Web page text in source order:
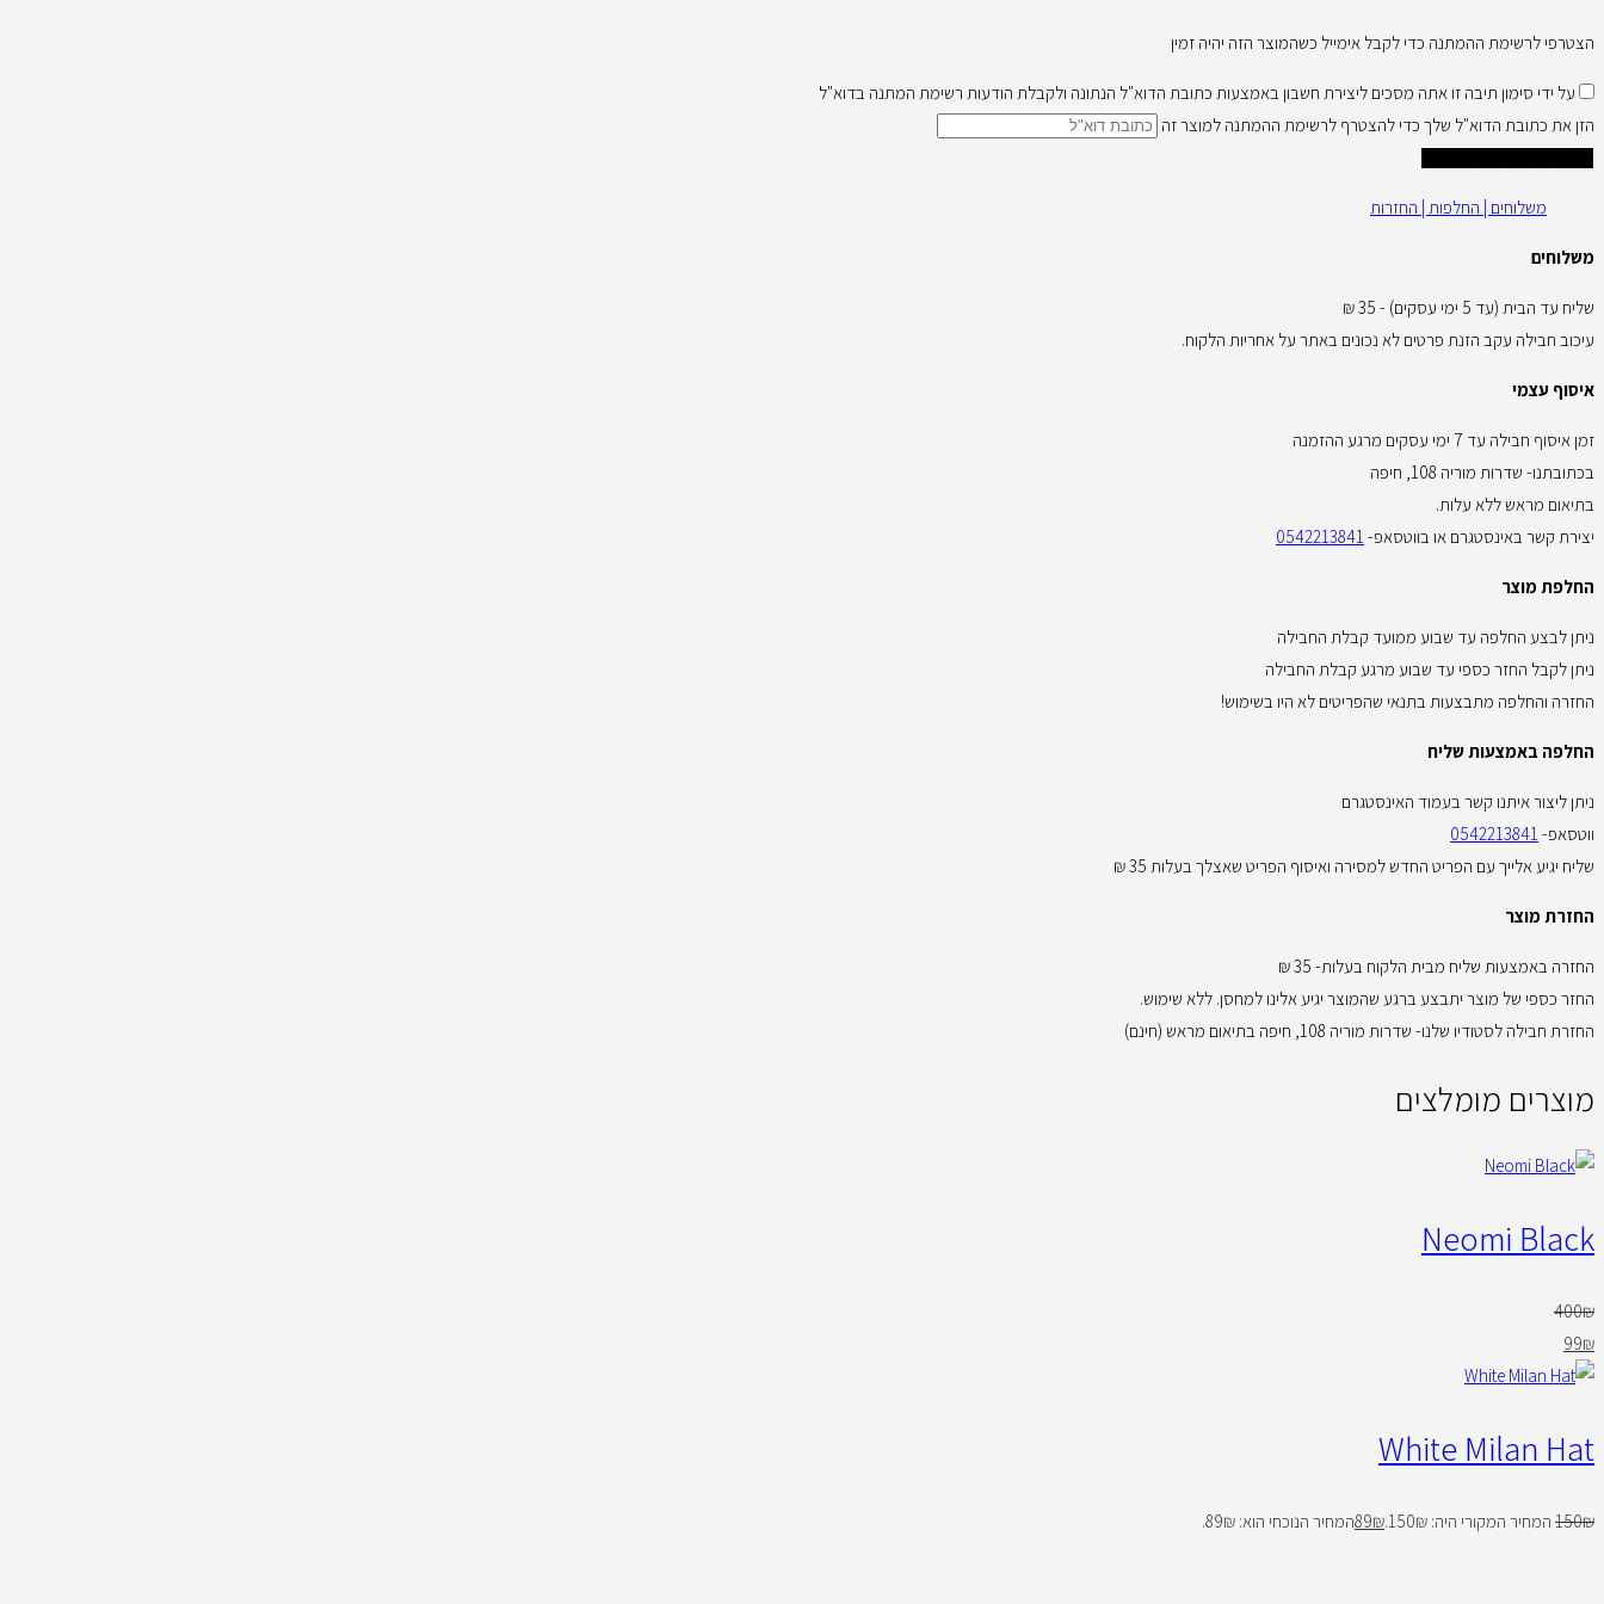
הצטרפי לרשימת ההמתנה כדי לקבל אימייל כשהמוצר הזה יהיה זמין
על ידי סימון תיבה זו אתה מסכים ליצירת חשבון באמצעות כתובת הדוא"ל הנתונה ולקבלת הודעות רשימת המתנה בדוא"ל
הזן את כתובת הדוא"ל שלך כדי להצטרף לרשימת ההמתנה למוצר זה
משלוחים | החלפות | החזרות
משלוחים
שליח עד הבית (עד 5 ימי עסקים) - 35 ₪
עיכוב חבילה עקב הזנת פרטים לא נכונים באתר על אחריות הלקוח.
איסוף עצמי
זמן איסוף חבילה עד 7 ימי עסקים מרגע ההזמנה
בכתובתנו- שדרות מוריה 108, חיפה
בתיאום מראש ללא עלות.
יצירת קשר באינסטגרם או בווטסאפ- 0542213841
החלפת מוצר
ניתן לבצע החלפה עד שבוע ממועד קבלת החבילה
ניתן לקבל החזר כספי עד שבוע מרגע קבלת החבילה
החזרה והחלפה מתבצעות בתנאי שהפריטים לא היו בשימוש!
החלפה באמצעות שליח
ניתן ליצור איתנו קשר בעמוד האינסטגרם
ווטסאפ- 0542213841
שליח יגיע אלייך עם הפריט החדש למסירה ואיסוף הפריט שאצלך בעלות 35 ₪
החזרת מוצר
החזרה באמצעות שליח מבית הלקוח בעלות- 35 ₪
החזר כספי של מוצר יתבצע ברגע שהמוצר יגיע אלינו למחסן. ללא שימוש.
החזרת חבילה לסטודיו שלנו- שדרות מוריה 108, חיפה בתיאום מראש (חינם)
מוצרים מומלצים
Neomi Black
400₪
99₪
White Milan Hat
150₪ המחיר המקורי היה: 150₪. 89₪ המחיר הנוכחי הוא: 89₪.